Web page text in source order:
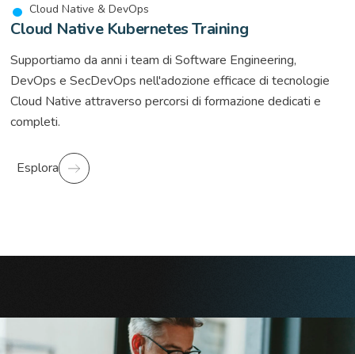
Cloud Native & DevOps
Cloud Native Kubernetes Training
Supportiamo da anni i team di Software Engineering,
DevOps e SecDevOps nell'adozione efficace di tecnologie
Cloud Native attraverso percorsi di formazione dedicati e
completi.
Esplora